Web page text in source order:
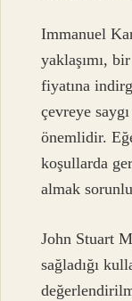
Immanuel
yaklaşımı,
fiyatına
çevreye
önemlidir.
koşullarda
almak
John Stuart
sağladığı